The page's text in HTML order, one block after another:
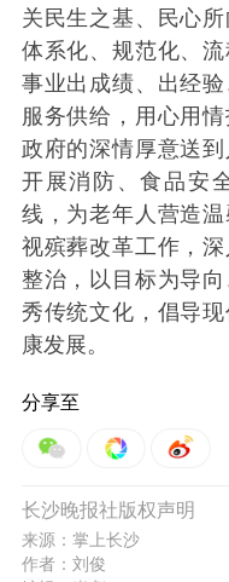
关民生之基、民心
体系化、规范化、
事业出成绩、出经
服务供给，用心用
政府的深情厚意送
开展消防、食品安
线，为老年人营造
视殡葬改革工作，
整治，以目标为导
秀传统文化，倡导
康发展。
分享至
长沙晚报社版权声明
来源：掌上长沙
作者：刘俊